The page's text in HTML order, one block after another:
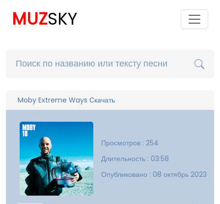
MUZSKY
Moby Extreme Ways Скачать
Просмотров : 254
Длительность : 03:58
Опубликовано : 08 октябрь 2023